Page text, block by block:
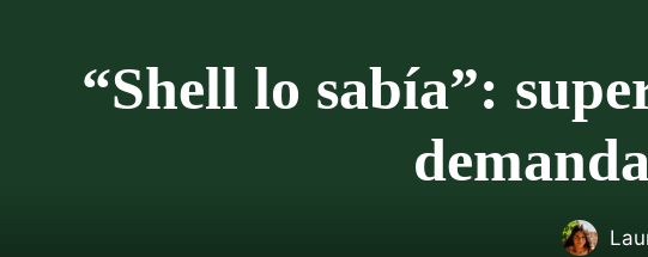
“Shell lo sabía”: